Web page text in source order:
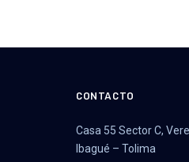
CONTACTO
Casa 55 Sector C,
Ibagué – Tolima